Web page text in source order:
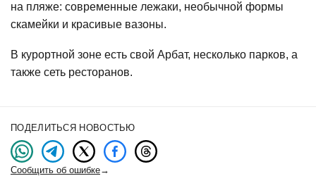
на пляже: современные лежаки, необычной формы
скамейки и красивые вазоны.
В курортной зоне есть свой Арбат, несколько парков, а
также сеть ресторанов.
ПОДЕЛИТЬСЯ НОВОСТЬЮ
Сообщить об ошибке→